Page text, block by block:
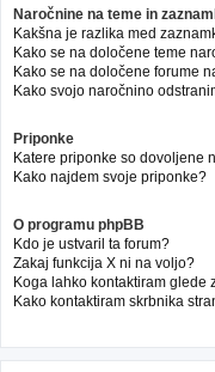
Naročnine na teme in
Kakšna je razlika med
Kako se na določene teme
Kako se na določene forume
Kako svojo naročnino
Priponke
Katere priponke so dovoljene
Kako najdem svoje priponke?
O programu phpBB
Kdo je ustvaril ta forum?
Zakaj funkcija X ni na voljo?
Koga lahko kontaktiram glede
Kako kontaktiram skrbnika